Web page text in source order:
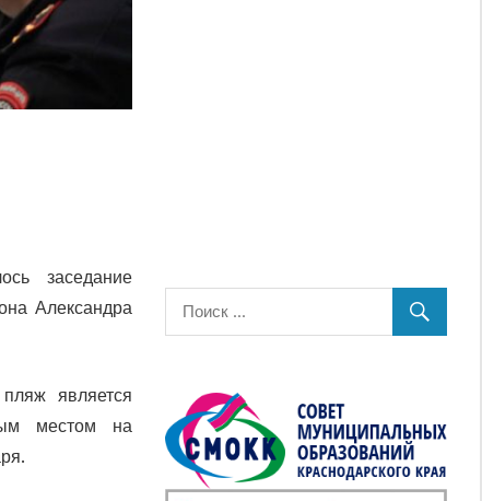
заседание
Александра
является
местом на